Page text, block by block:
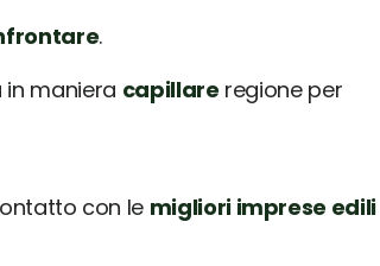
.
in maniera capillare regione per
con le migliori imprese edili